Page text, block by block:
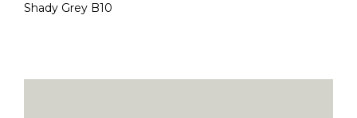
Shady Grey B10